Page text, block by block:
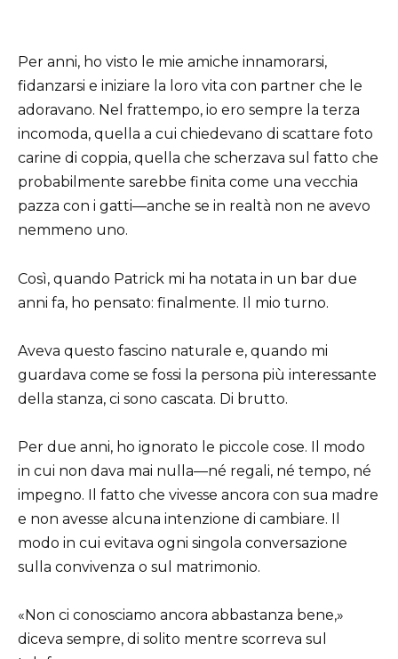
Per anni, ho visto le mie amiche innamorarsi,
fidanzarsi e iniziare la loro vita con partner che le
adoravano. Nel frattempo, io ero sempre la terza
incomoda, quella a cui chiedevano di scattare foto
carine di coppia, quella che scherzava sul fatto che
probabilmente sarebbe finita come una vecchia
pazza con i gatti—anche se in realtà non ne avevo
nemmeno uno.
Così, quando Patrick mi ha notata in un bar due
anni fa, ho pensato: finalmente. Il mio turno.
Aveva questo fascino naturale e, quando mi
guardava come se fossi la persona più interessante
della stanza, ci sono cascata. Di brutto.
Per due anni, ho ignorato le piccole cose. Il modo
in cui non dava mai nulla—né regali, né tempo, né
impegno. Il fatto che vivesse ancora con sua madre
e non avesse alcuna intenzione di cambiare. Il
modo in cui evitava ogni singola conversazione
sulla convivenza o sul matrimonio.
«Non ci conosciamo ancora abbastanza bene,»
diceva sempre, di solito mentre scorreva sul